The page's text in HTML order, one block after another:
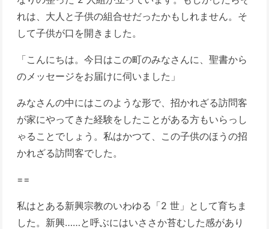
れは、大人と子供の組合せだったかもしれません。そ
して子供が口を開きました。
「こんにちは。今日はこの町のみなさんに、聖書から
のメッセージをお届けに伺いました」
みなさんの中にはこのような形で、招かれざる訪問客
が家にやってきた経験をしたことがある方もいらっし
ゃることでしょう。私はかつて、この子供のほうの招
かれざる訪問客でした。
==
私はとある新興宗教のいわゆる「2 世」として育ちま
した。新興……と呼ぶにはいささか苔むした感があり